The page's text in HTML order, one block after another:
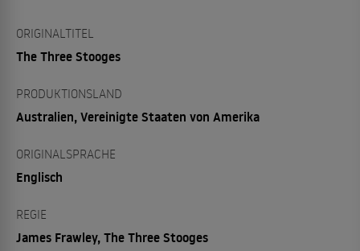
ORIGINALTITEL
The Three Stooges
PRODUKTIONSLAND
Australien, Vereinigte Staaten von Amerika
ORIGINALSPRACHE
Englisch
REGIE
James Frawley, The Three Stooges